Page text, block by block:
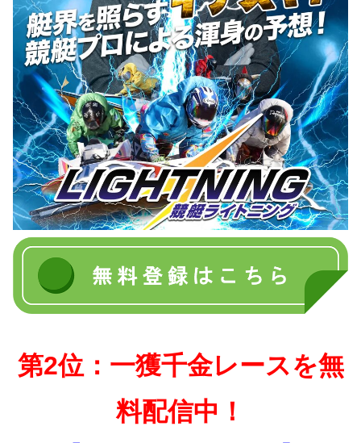
第2位：一獲千金レースを無
料配信中！